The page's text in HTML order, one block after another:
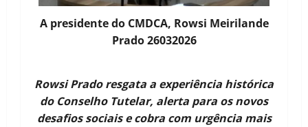
A presidente do CMDCA, Rowsi Meirilande
Prado 26032026
Rowsi Prado resgata a experiência histórica
do Conselho Tutelar, alerta para os novos
desafios sociais e cobra com urgência mais